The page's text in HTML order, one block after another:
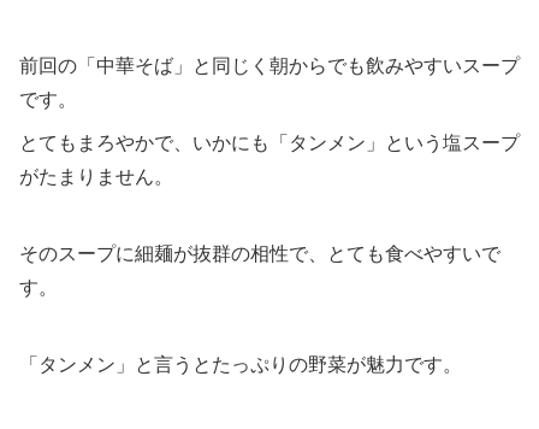
前回の「中華そば」と同じく朝からでも飲みやすいスープ
です。
とてもまろやかで、いかにも「タンメン」という塩スープ
がたまりません。
そのスープに細麺が抜群の相性で、とても食べやすいで
す。
「タンメン」と言うとたっぷりの野菜が魅力です。